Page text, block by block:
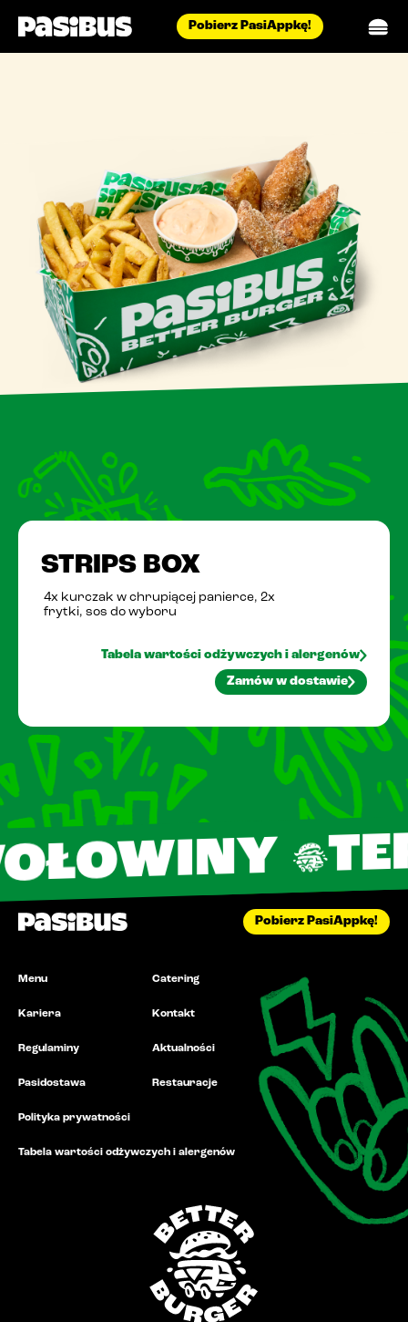
Pobierz PasiAppkę!
restauracje
aktualności
blog
biuro prasowe
catering
o nas
praca
Pobierz PasiAppkę!
STRIPS BOX
4x kurczak w chrupiącej panierce, 2x
frytki, sos do wyboru
Tabela wartości odżywczych i alergenów
Zamów w dostawie
TERAZ
Pobierz PasiAppkę!
Menu Catering
Kariera Kontakt
Regulaminy Aktualności
Pasidostawa Restauracje
Polityka prywatności
Tabela wartości odżywczych i alergenów